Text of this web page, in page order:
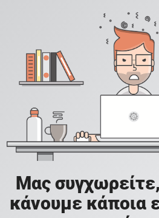
Μας
κάνουμε κάποια